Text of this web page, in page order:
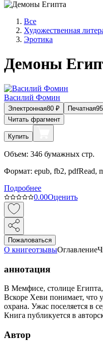
Все
Художественная
Эротика
Демоны
Василий Фомин
Электронная80 ₽ Печатная
Читать фрагмент
Купить
Объем: 346 бумажных стр.
Формат: epub, fb2, pdfRead,
Подробнее
0.00Оценить
Пожаловаться
О книгеотзывыОглавление
аннотация
В Мемфисе, столице Египта,
Вскоре Хеви понимает, что
охрана. Ужас поселяется в
Книга публикуется в
Автор